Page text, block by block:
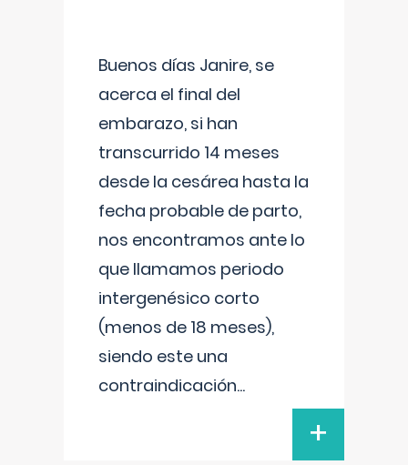
Buenos días Janire, se
acerca el final del
embarazo, si han
transcurrido 14 meses
desde la cesárea hasta la
fecha probable de parto,
nos encontramos ante lo
que llamamos periodo
intergenésico corto
(menos de 18 meses),
siendo este una
contraindicación...
+